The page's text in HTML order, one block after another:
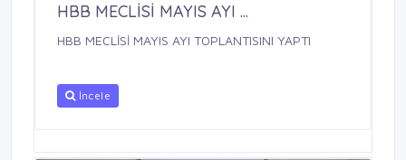
HBB MECLİSİ MAYIS AYI ...
HBB MECLİSİ MAYIS AYI TOPLANTISINI YAPTI
İncele